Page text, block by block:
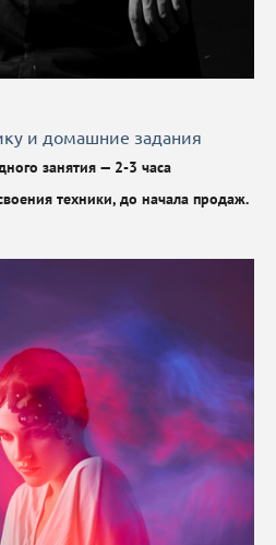
и домашние задания
занятия — 2-3 часа
техники, до начала продаж.